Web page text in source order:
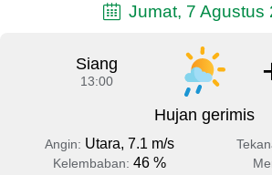
Jumat, 7 Agustus
Siang
13:00
Hujan gerimis
Angin: Utara, 7.1 m/s
Kelembaban: 46 %